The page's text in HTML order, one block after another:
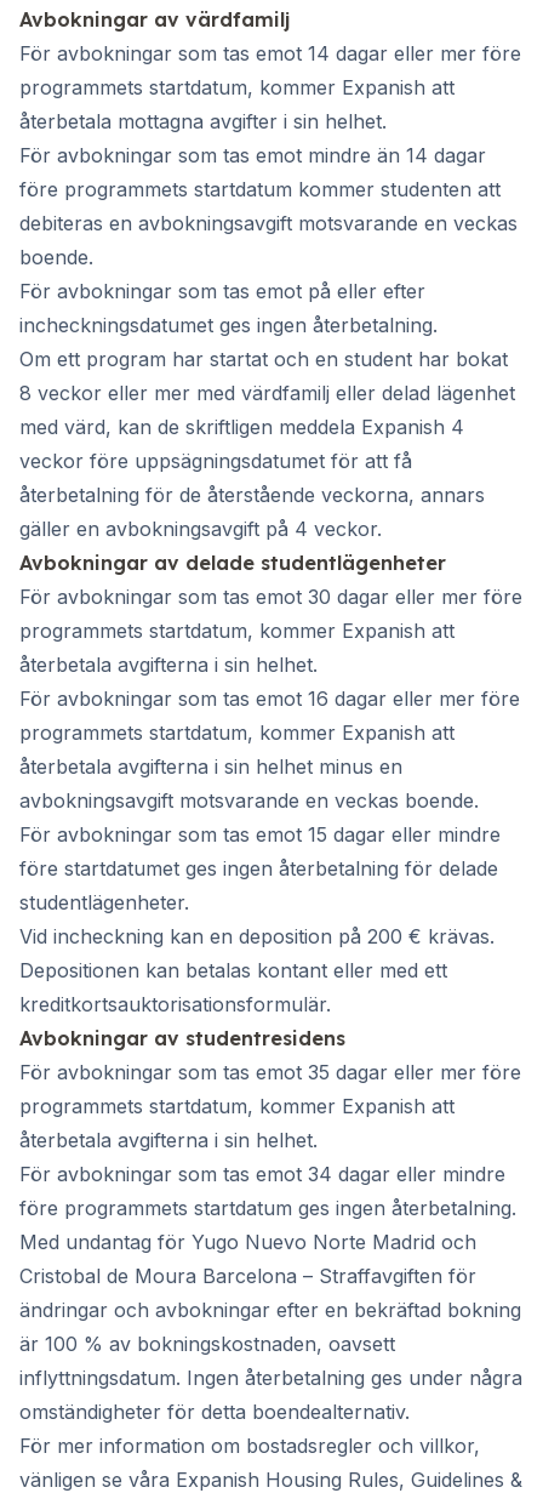
Avbokningar av värdfamilj
För avbokningar som tas emot 14 dagar eller mer före
programmets startdatum, kommer Expanish att
återbetala mottagna avgifter i sin helhet.
För avbokningar som tas emot mindre än 14 dagar
före programmets startdatum kommer studenten att
debiteras en avbokningsavgift motsvarande en veckas
boende.
För avbokningar som tas emot på eller efter
incheckningsdatumet ges ingen återbetalning.
Om ett program har startat och en student har bokat
8 veckor eller mer med värdfamilj eller delad lägenhet
med värd, kan de skriftligen meddela Expanish 4
veckor före uppsägningsdatumet för att få
återbetalning för de återstående veckorna, annars
gäller en avbokningsavgift på 4 veckor.
Avbokningar av delade studentlägenheter
För avbokningar som tas emot 30 dagar eller mer före
programmets startdatum, kommer Expanish att
återbetala avgifterna i sin helhet.
För avbokningar som tas emot 16 dagar eller mer före
programmets startdatum, kommer Expanish att
återbetala avgifterna i sin helhet minus en
avbokningsavgift motsvarande en veckas boende.
För avbokningar som tas emot 15 dagar eller mindre
före startdatumet ges ingen återbetalning för delade
studentlägenheter.
Vid incheckning kan en deposition på 200 € krävas.
Depositionen kan betalas kontant eller med ett
kreditkortsauktorisationsformulär.
Avbokningar av studentresidens
För avbokningar som tas emot 35 dagar eller mer före
programmets startdatum, kommer Expanish att
återbetala avgifterna i sin helhet.
För avbokningar som tas emot 34 dagar eller mindre
före programmets startdatum ges ingen återbetalning.
Med undantag för Yugo Nuevo Norte Madrid och
Cristobal de Moura Barcelona – Straffavgiften för
ändringar och avbokningar efter en bekräftad bokning
är 100 % av bokningskostnaden, oavsett
inflyttningsdatum. Ingen återbetalning ges under några
omständigheter för detta boendealternativ.
För mer information om bostadsregler och villkor,
vänligen se våra Expanish Housing Rules, Guidelines &